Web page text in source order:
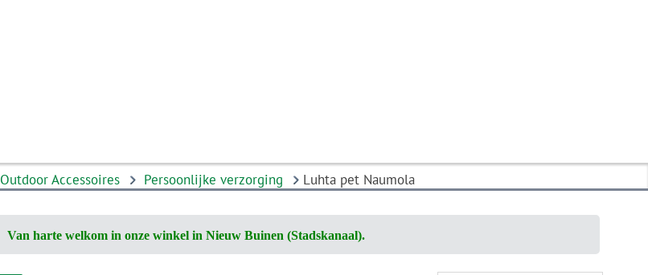
Outdoor Accessoires Persoonlijke verzorging Luhta pet Naumola
Van harte welkom in onze winkel in Nieuw Buinen (Stadskanaal).